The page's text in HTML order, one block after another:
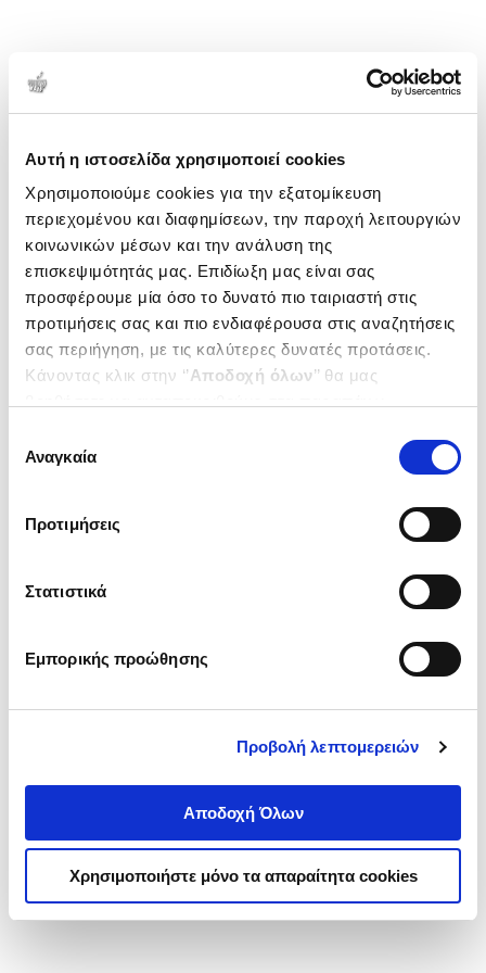
Αυτή η ιστοσελίδα χρησιμοποιεί cookies
Χρησιμοποιούμε cookies για την εξατομίκευση
περιεχομένου και διαφημίσεων, την παροχή λειτουργιών
κοινωνικών μέσων και την ανάλυση της
επισκεψιμότητάς μας. Επιδίωξη μας είναι σας
προσφέρουμε μία όσο το δυνατό πιο ταιριαστή στις
προτιμήσεις σας και πιο ενδιαφέρουσα στις αναζητήσεις
σας περιήγηση, με τις καλύτερες δυνατές προτάσεις.
Κάνοντας κλικ στην ‘’Αποδοχή όλων’’ θα μας
ενδιαφέρουν και να επιλέξετε από τα παρακάτω με την
΄΄και να ενημερωθείτε σχετικά με
συγκατάθεσης
Αναγκαία
Προτιμήσεις
Στατιστικά
Εμπορικής προώθησης
Προβολή λεπτομερειών
Αποδοχή Όλων
Χρησιμοποιήστε μόνο τα απαραίτητα cookies